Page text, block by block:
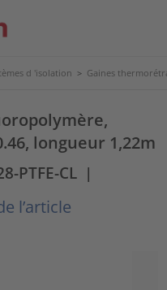
d 'isolation > Gaines
longueur 1,22m
PTFE-CL |
l’article